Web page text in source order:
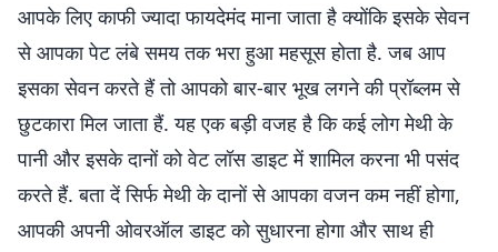
आपके लिए काफी ज्यादा फायदेमंद माना जाता है क्योंकि इसके सेवन
से आपका पेट लंबे समय तक भरा हुआ महसूस होता है. जब आप
इसका सेवन करते हैं तो आपको बार-बार भूख लगने की प्रॉब्लम से
छुटकारा मिल जाता हैं. यह एक बड़ी वजह है कि कई लोग मेथी के
पानी और इसके दानों को वेट लॉस डाइट में शामिल करना भी पसंद
करते हैं. बता दें सिर्फ मेथी के दानों से आपका वजन कम नहीं होगा,
आपकी अपनी ओवरऑल डाइट को सुधारना होगा और साथ ही